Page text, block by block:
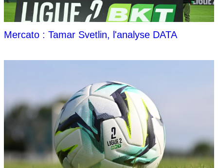
Mercato : Tamar Svetlin, l'analyse DATA